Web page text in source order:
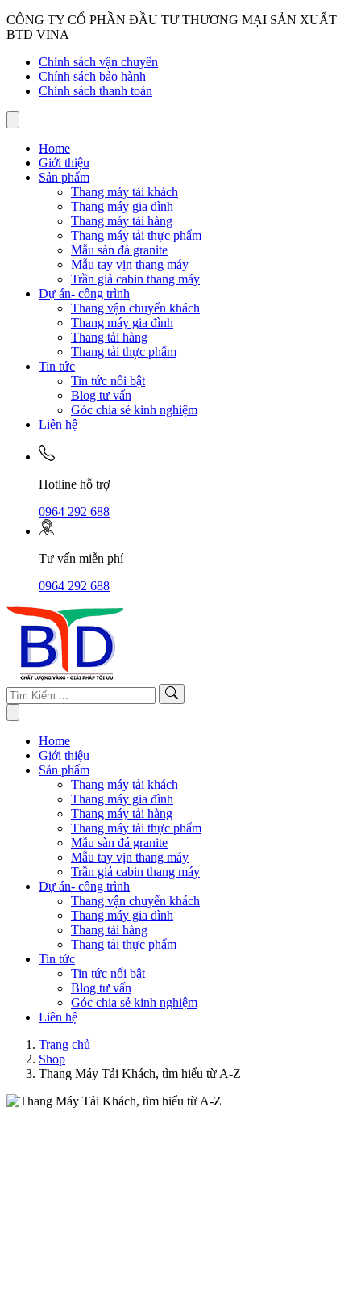
CÔNG TY CỔ PHẦN ĐẦU TƯ THƯƠNG MẠI SẢN XUẤT
BTD VINA
Chính sách vận chuyển
Chính sách bảo hành
Chính sách thanh toán
Home
Giới thiệu
Sản phẩm
Thang máy tải khách
Thang máy gia đình
Thang máy tải hàng
Thang máy tải thực phẩm
Mẫu sàn đá granite
Mẫu tay vịn thang máy
Trần giả cabin thang máy
Dự án- công trình
Thang vận chuyển khách
Thang máy gia đình
Thang tải hàng
Thang tải thực phẩm
Tin tức
Tin tức nổi bật
Blog tư vấn
Góc chia sẻ kinh nghiệm
Liên hệ
Hotline hỗ trợ
0964 292 688
Tư vấn miễn phí
0964 292 688
Home
Giới thiệu
Sản phẩm
Thang máy tải khách
Thang máy gia đình
Thang máy tải hàng
Thang máy tải thực phẩm
Mẫu sàn đá granite
Mẫu tay vịn thang máy
Trần giả cabin thang máy
Dự án- công trình
Thang vận chuyển khách
Thang máy gia đình
Thang tải hàng
Thang tải thực phẩm
Tin tức
Tin tức nổi bật
Blog tư vấn
Góc chia sẻ kinh nghiệm
Liên hệ
Trang chủ
Shop
Thang Máy Tải Khách, tìm hiểu từ A-Z